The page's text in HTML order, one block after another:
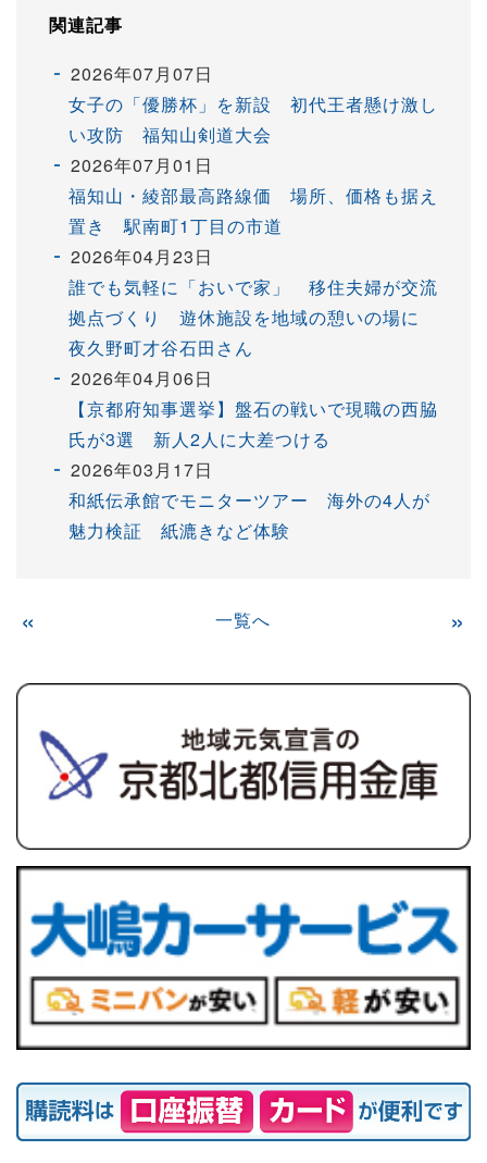
関連記事
2026年07月07日
女子の「優勝杯」を新設 初代王者懸け激し
い攻防 福知山剣道大会
2026年07月01日
福知山・綾部最高路線価 場所、価格も据え
置き 駅南町1丁目の市道
2026年04月23日
誰でも気軽に「おいで家」 移住夫婦が交流
拠点づくり 遊休施設を地域の憩いの場に
夜久野町才谷石田さん
2026年04月06日
【京都府知事選挙】盤石の戦いで現職の西脇
氏が3選 新人2人に大差つける
2026年03月17日
和紙伝承館でモニターツアー 海外の4人が
魅力検証 紙漉きなど体験
« 一覧へ